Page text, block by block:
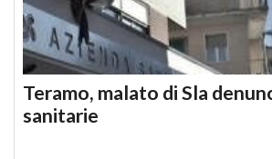
Teramo, malato di Sla
sanitarie